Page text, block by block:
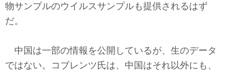
物サンプルのウイルスサンプルも提供されるはず
だ。
中国は一部の情報を公開しているが、生のデータ
ではない。コブレンツ氏は、中国はそれ以外にも、